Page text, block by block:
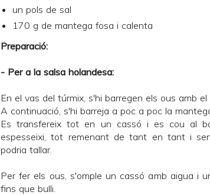
un pols de sal
170 g de mantega fosa i calenta
Preparació:
- Per a la salsa holandesa:
En el vas del túrmix, s'hi barregen els ous amb
A continuació, s'hi barreja a poc a poc la
Es transfereix tot en un cassó i es cou al
espesseixi, tot remenant de tant en tant i
podria tallar.
Per fer els ous, s'omple un cassó amb aigua i
fins que bulli.